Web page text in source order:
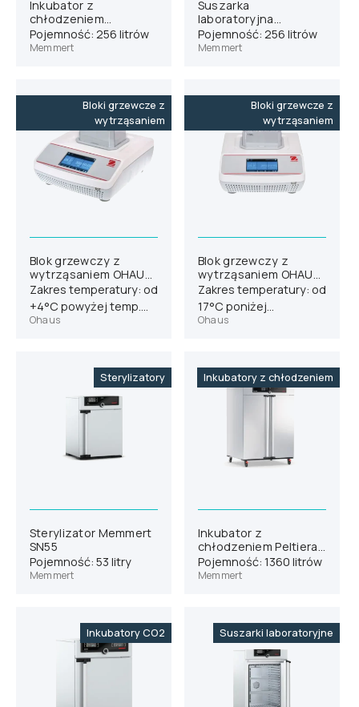
Inkubator z
chłodzeniem
Memmert ICP260
Pojemność: 256 litrów
Memmert
Suszarka
laboratoryjna
Memmert UN260
Pojemność: 256 litrów
Memmert
Bloki grzewcze z
wytrząsaniem
Blok grzewczy z
wytrząsaniem OHAUS
ISTHBLHTS
(30392005)
Zakres temperatury: od
+4°C powyżej temp.
otoczenia do 100°C
Ohaus
Bloki grzewcze z
wytrząsaniem
Blok grzewczy z
wytrząsaniem OHAUS
ISTHBLCTS
(30391998)
Zakres temperatury: od
17°C poniżej
temperatury otoczenia
Ohaus
Sterylizatory
Sterylizator Memmert
SN55
Pojemność: 53 litry
Memmert
Inkubatory z chłodzeniem
Inkubator z
chłodzeniem Peltiera
Memmert IPP1400eco
Pojemność: 1360 litrów
Memmert
Inkubatory CO2 Suszarki laboratoryjne